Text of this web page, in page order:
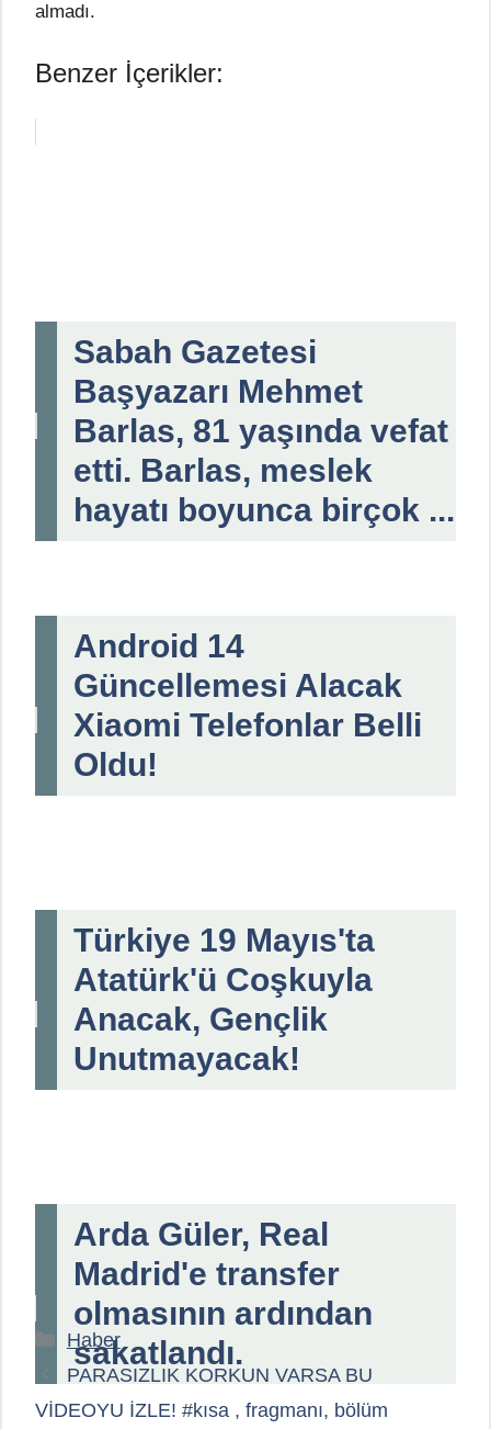
almadı.
Benzer İçerikler:
Sabah Gazetesi
Başyazarı Mehmet
Barlas, 81 yaşında vefat
etti. Barlas, meslek
hayatı boyunca birçok ...
Android 14
Güncellemesi Alacak
Xiaomi Telefonlar Belli
Oldu!
Türkiye 19 Mayıs'ta
Atatürk'ü Coşkuyla
Anacak, Gençlik
Unutmayacak!
Arda Güler, Real
Madrid'e transfer
olmasının ardından
sakatlandı.
Kategoriler
Haber
PARASIZLIK KORKUN VARSA BU
VİDEOYU İZLE! #kısa , fragmanı, bölüm